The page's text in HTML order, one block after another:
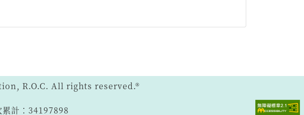
R.O.C. All rights reserved.®
累計：34197898